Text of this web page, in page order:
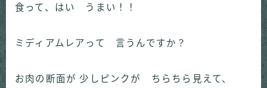
食って、はい うまい！！
ミディアムレアって 言うんですか？
お肉の断面が 少しピンクが ちらちら見えて、